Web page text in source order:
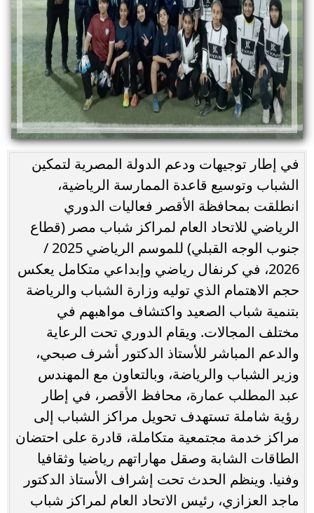
في إطار توجيهات ودعم الدولة المصرية لتمكين
الشباب وتوسيع قاعدة الممارسة الرياضية،
انطلقت بمحافظة الأقصر فعاليات الدوري
الرياضي للاتحاد العام لمراكز شباب مصر (قطاع
جنوب الوجه القبلي) للموسم الرياضي 2025 /
2026، في كرنفال رياضي وإبداعي متكامل يعكس
حجم الاهتمام الذي توليه وزارة الشباب والرياضة
بتنمية شباب الصعيد واكتشاف مواهبهم في
مختلف المجالات. ويقام الدوري تحت الرعاية
والدعم المباشر للأستاذ الدكتور أشرف صبحي،
وزير الشباب والرياضة، وبالتعاون مع المهندس
عبد المطلب عمارة، محافظ الأقصر، في إطار
رؤية شاملة تستهدف تحويل مراكز الشباب إلى
مراكز خدمة مجتمعية متكاملة، قادرة على احتضان
الطاقات الشابة وصقل مهاراتهم رياضيا وثقافيا
وفنيا. وينظم الحدث تحت إشراف الأستاذ الدكتور
ماجد العزازي، رئيس الاتحاد العام لمراكز شباب